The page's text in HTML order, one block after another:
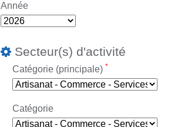
Année
Secteur(s) d'activité
Catégorie (principale) *
Catégorie